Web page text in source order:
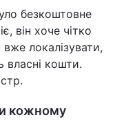
безкоштовне
він хоче чітко
локалізувати,
власні кошти.
кожному